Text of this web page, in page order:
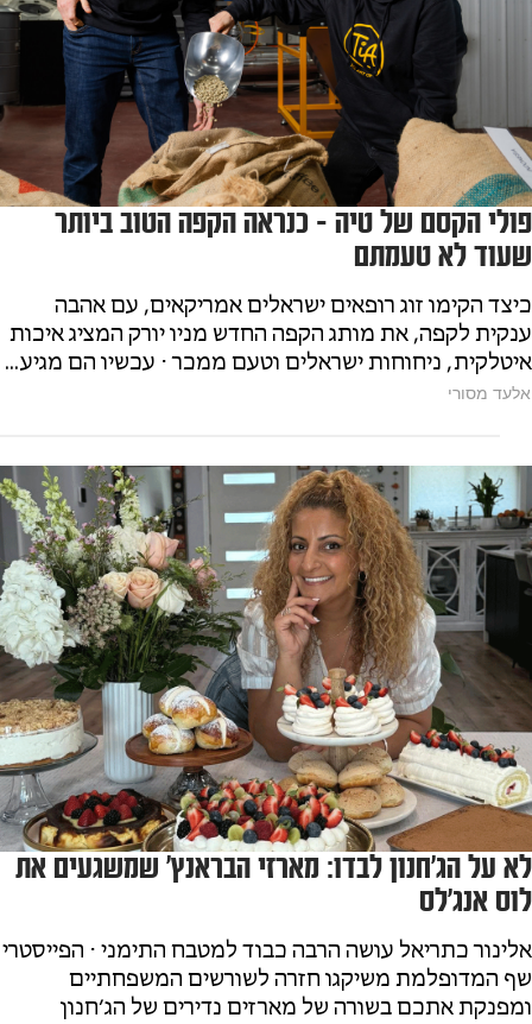
פולי הקסם של טיה - כנראה הקפה הטוב ביותר
שעוד לא טעמתם
כיצד הקימו זוג רופאים ישראלים אמריקאים, עם אהבה
ענקית לקפה, את מותג הקפה החדש מניו יורק המציג איכות
איטלקית, ניחוחות ישראלים וטעם ממכר ⋅ עכשיו הם מגיע...
אלעד מסורי
לא על הג׳חנון לבדו: מארזי הבראנץ׳ שמשגעים את
לוס אנג׳לס
אלינור כתריאל עושה הרבה כבוד למטבח התימני ⋅ הפייסטרי
שף המדופלמת משיקגו חזרה לשורשים המשפחתיים
ומפנקת אתכם בשורה של מארזים נדירים של הג׳חנון